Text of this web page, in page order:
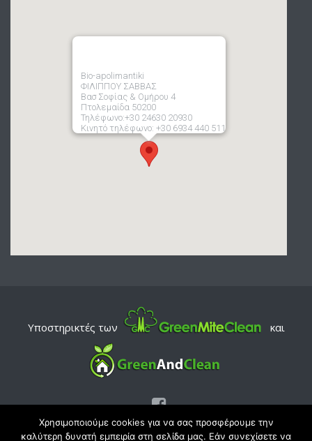
Bio-apolimantiki
ΦΙΛΙΠΠΟΥ ΣΑΒΒΑΣ
Βασ Σοφίας & Ομήρου 4
Πτολεμαίδα 50200
Τηλέφωνο:+30 24630 20930
Κινητό τηλέφωνο: +30 6934 440 511
Υποστηρικτές των και
Χρησιμοποιούμε cookies για να σας προσφέρουμε την
καλύτερη δυνατή εμπειρία στη σελίδα μας. Εάν συνεχίσετε να